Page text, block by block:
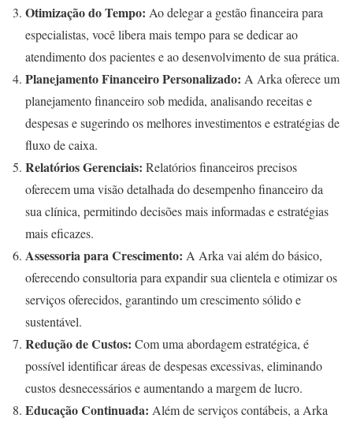
Otimização do Tempo: Ao delegar a gestão financeira para
especialistas, você libera mais tempo para se dedicar ao
atendimento dos pacientes e ao desenvolvimento de sua prática.
Planejamento Financeiro Personalizado: A Arka oferece um
planejamento financeiro sob medida, analisando receitas e
despesas e sugerindo os melhores investimentos e estratégias de
fluxo de caixa.
Relatórios Gerenciais: Relatórios financeiros precisos
oferecem uma visão detalhada do desempenho financeiro da
sua clínica, permitindo decisões mais informadas e estratégias
mais eficazes.
Assessoria para Crescimento: A Arka vai além do básico,
oferecendo consultoria para expandir sua clientela e otimizar os
serviços oferecidos, garantindo um crescimento sólido e
sustentável.
Redução de Custos: Com uma abordagem estratégica, é
possível identificar áreas de despesas excessivas, eliminando
custos desnecessários e aumentando a margem de lucro.
Educação Continuada: Além de serviços contábeis, a Arka